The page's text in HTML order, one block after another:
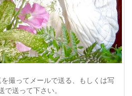
撮ってメールで送る、もしくは写
で送って下さい。